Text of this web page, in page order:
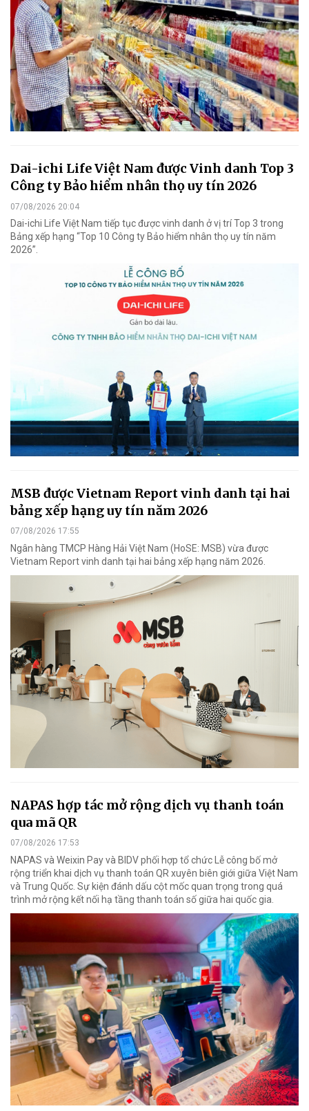
Dai-ichi Life Việt Nam được Vinh danh Top 3
Công ty Bảo hiểm nhân thọ uy tín 2026
07/08/2026 20:04
Dai-ichi Life Việt Nam tiếp tục được vinh danh ở vị trí Top 3 trong
Bảng xếp hạng “Top 10 Công ty Bảo hiểm nhân thọ uy tín năm
2026”.
MSB được Vietnam Report vinh danh tại hai
bảng xếp hạng uy tín năm 2026
07/08/2026 17:55
Ngân hàng TMCP Hàng Hải Việt Nam (HoSE: MSB) vừa được
Vietnam Report vinh danh tại hai bảng xếp hạng năm 2026.
NAPAS hợp tác mở rộng dịch vụ thanh toán
qua mã QR
07/08/2026 17:53
NAPAS và Weixin Pay và BIDV phối hợp tổ chức Lễ công bố mở
rộng triển khai dịch vụ thanh toán QR xuyên biên giới giữa Việt Nam
và Trung Quốc. Sự kiện đánh dấu cột mốc quan trọng trong quá
trình mở rộng kết nối hạ tầng thanh toán số giữa hai quốc gia.